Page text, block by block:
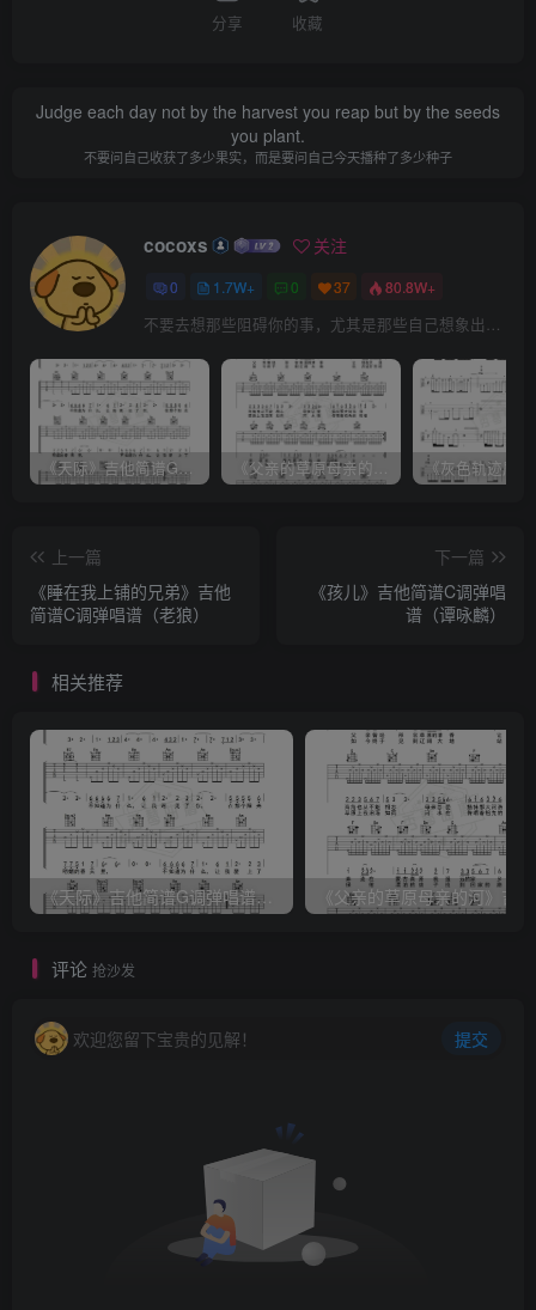
分享 收藏
Judge each day not by the harvest you reap but by the seeds
you plant.
不要问自己收获了多少果实，而是要问自己今天播种了多少种子
cocoxs 关注
0 1.7W+ 0 37 80.8W+
不要去想那些阻碍你的事，尤其是那些自己想象出来的事
《天际》吉他简谱G调弹唱谱（姜玉阳） 《父亲的草原母亲的河》吉他简谱C调弹唱谱（腾格尔）
上一篇
《睡在我上铺的兄弟》吉他
简谱C调弹唱谱（老狼）
下一篇
《孩儿》吉他简谱C调弹唱
谱（谭咏麟）
相关推荐
《天际》吉他简谱G调弹唱谱（姜玉阳）
评论 抢沙发
欢迎您留下宝贵的见解！ 提交